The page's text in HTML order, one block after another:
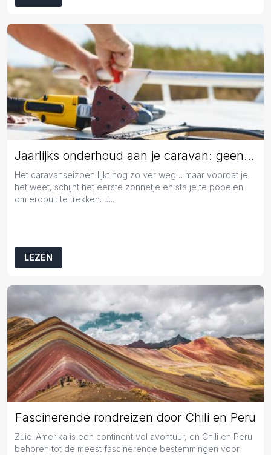
Jaarlijks onderhoud aan je caravan: geen overbodige luxe
Het caravanseizoen lijkt nog zo ver weg… maar voordat je
het weet, schijnt het eerste zonnetje en sta je te popelen
om eropuit te trekken. J...
LEZEN
Fascinerende rondreizen door Chili en Peru
Zuid-Amerika is een continent vol avontuur, en Chili en Peru
behoren tot de meest fascinerende bestemmingen voor